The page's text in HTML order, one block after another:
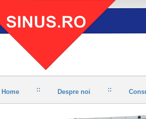
Home :: Despre noi ::